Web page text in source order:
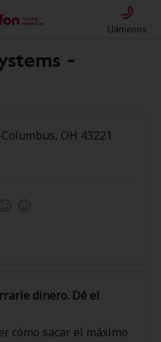
Llámenos
-
OH 43221
dinero. Dé el
cómo sacar el máximo